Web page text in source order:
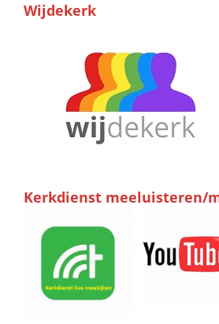
Wijdekerk
Kerkdienst meeluisteren/